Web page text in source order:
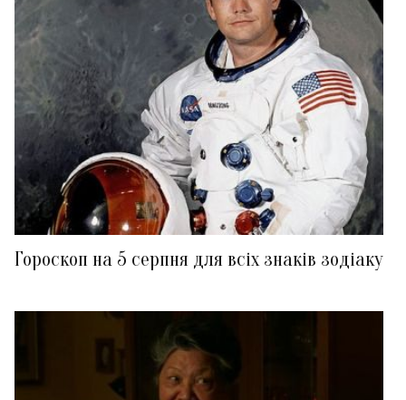
Гороскоп на 5 серпня для всіх знаків зодіаку